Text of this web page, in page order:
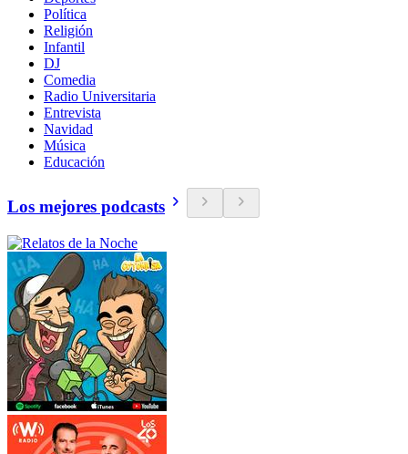
Política
Religión
Infantil
DJ
Comedia
Radio Universitaria
Entrevista
Navidad
Música
Educación
Los mejores podcasts